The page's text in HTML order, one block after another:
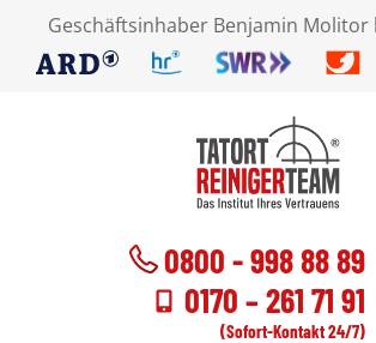
Geschäftsinhaber Benjamin Molitor
0800 - 998 88 89
0170 – 261 71 91
(Sofort-Kontakt 24/7)